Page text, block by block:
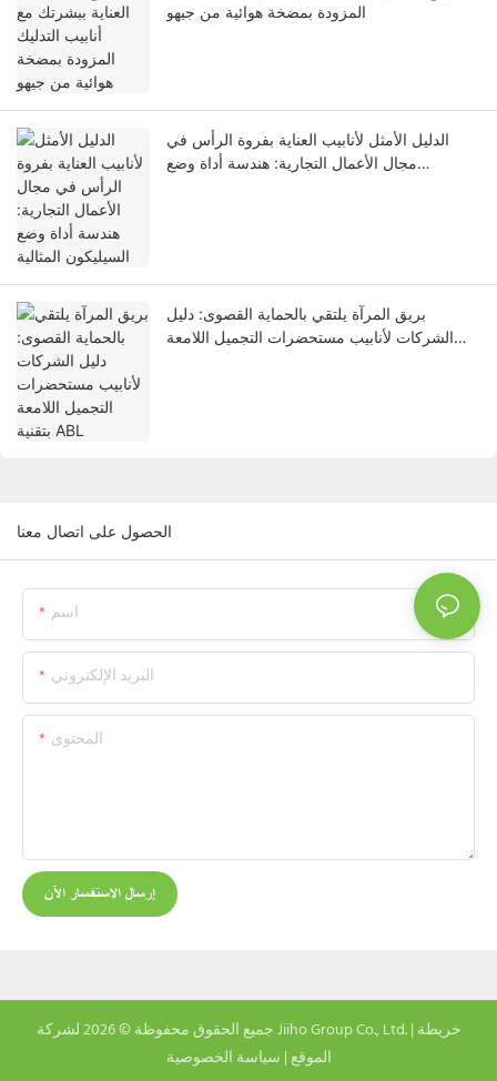
المزودة بمضخة هوائية من جيهو
الدليل الأمثل لأنابيب العناية بفروة الرأس في
مجال الأعمال التجارية: هندسة أداة وضع
بريق المرآة يلتقي بالحماية القصوى: دليل
الشركات لأنابيب مستحضرات التجميل اللامعة
الحصول على اتصال معنا
اسم
البريد الإلكتروني
المحتوى
إرسال الاستفسار الآن
جميع الحقوق محفوظة © 2026 لشركة Jiiho Group Co., Ltd. |
الموقع | سياسة الخصوصية